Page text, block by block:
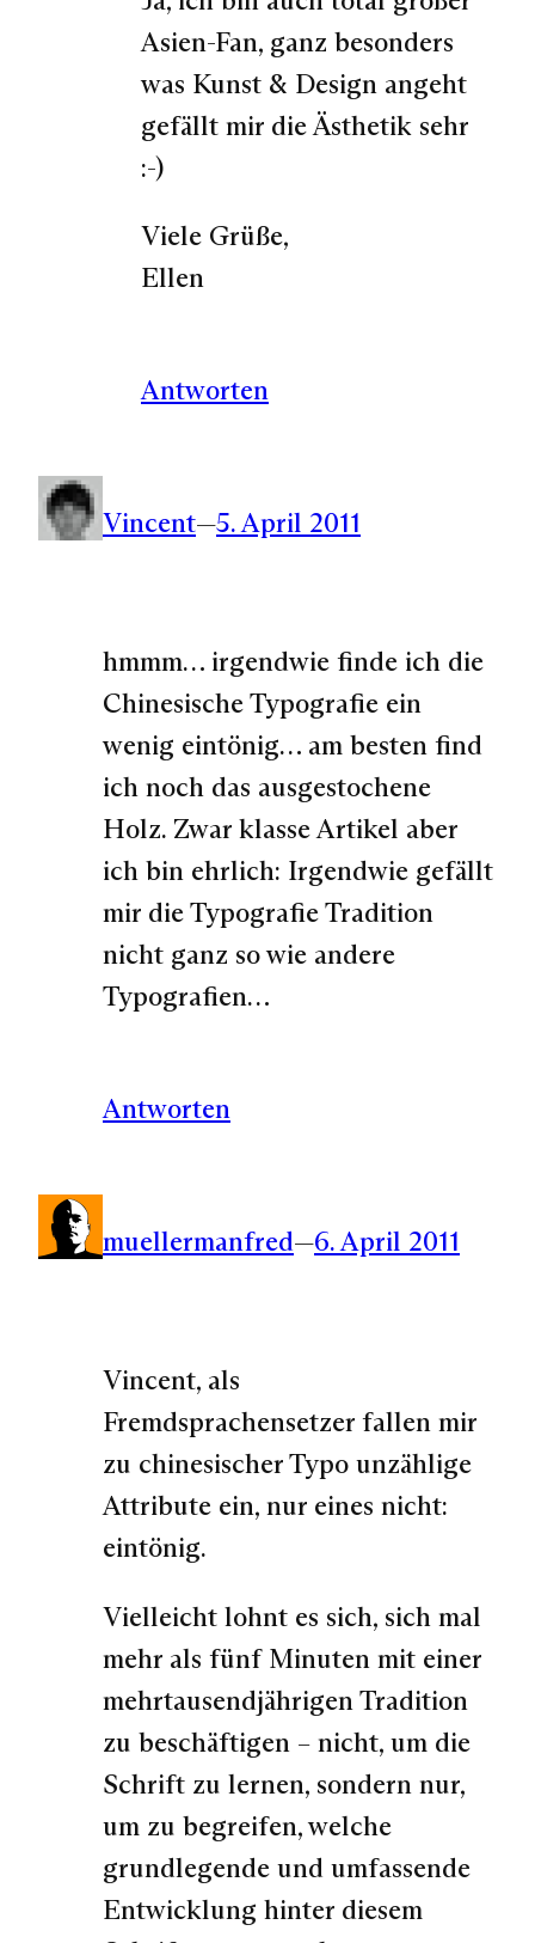
Asien-Fan, ganz besonders
was Kunst & Design angeht
gefällt mir die Ästhetik sehr
:-)
Viele Grüße,
Ellen
Antworten
Vincent—5. April 2011
hmmm… irgendwie finde ich die
Chinesische Typografie ein
wenig eintönig… am besten find
ich noch das ausgestochene
Holz. Zwar klasse Artikel aber
ich bin ehrlich: Irgendwie gefällt
mir die Typografie Tradition
nicht ganz so wie andere
Typografien…
Antworten
muellermanfred—6. April 2011
Vincent, als
Fremdsprachensetzer fallen mir
zu chinesischer Typo unzählige
Attribute ein, nur eines nicht:
eintönig.
Vielleicht lohnt es sich, sich mal
mehr als fünf Minuten mit einer
mehrtausendjährigen Tradition
zu beschäftigen – nicht, um die
Schrift zu lernen, sondern nur,
um zu begreifen, welche
grundlegende und umfassende
Entwicklung hinter diesem